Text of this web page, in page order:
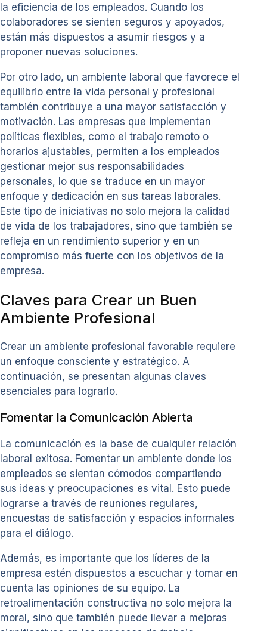
la eficiencia de los empleados. Cuando los
colaboradores se sienten seguros y apoyados,
están más dispuestos a asumir riesgos y a
proponer nuevas soluciones.
Por otro lado, un ambiente laboral que favorece el
equilibrio entre la vida personal y profesional
también contribuye a una mayor satisfacción y
motivación. Las empresas que implementan
políticas flexibles, como el trabajo remoto o
horarios ajustables, permiten a los empleados
gestionar mejor sus responsabilidades
personales, lo que se traduce en un mayor
enfoque y dedicación en sus tareas laborales.
Este tipo de iniciativas no solo mejora la calidad
de vida de los trabajadores, sino que también se
refleja en un rendimiento superior y en un
compromiso más fuerte con los objetivos de la
empresa.
Claves para Crear un Buen
Ambiente Profesional
Crear un ambiente profesional favorable requiere
un enfoque consciente y estratégico. A
continuación, se presentan algunas claves
esenciales para lograrlo.
Fomentar la Comunicación Abierta
La comunicación es la base de cualquier relación
laboral exitosa. Fomentar un ambiente donde los
empleados se sientan cómodos compartiendo
sus ideas y preocupaciones es vital. Esto puede
lograrse a través de reuniones regulares,
encuestas de satisfacción y espacios informales
para el diálogo.
Además, es importante que los líderes de la
empresa estén dispuestos a escuchar y tomar en
cuenta las opiniones de su equipo. La
retroalimentación constructiva no solo mejora la
moral, sino que también puede llevar a mejoras